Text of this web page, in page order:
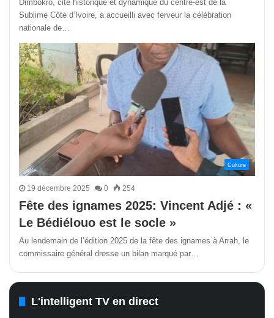
Dimbokro, cité historique et dynamique du centre-est de la
Sublime Côte d’Ivoire, a accueilli avec ferveur la célébration
nationale de…
Culture
19 décembre 2025 0 254
Fête des ignames 2025: Vincent Adjé : «
Le Bédiélouo est le socle »
Au lendemain de l’édition 2025 de la fête des ignames à Arrah, le
commissaire général dresse un bilan marqué par…
L'intelligent TV en direct